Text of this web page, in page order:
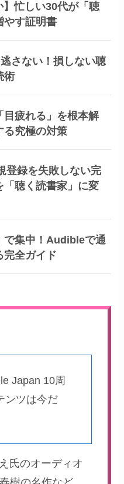
】忙しい30代が「聴
やす証明書
さない！損しない聴
術
目疲れる」を根本解
る究極の対策
登録を失敗しない完
聴く読書家」に変
で集中！Audibleで通
完全ガイド
Japan 10周
ンツは今だ
氏のオーディオ